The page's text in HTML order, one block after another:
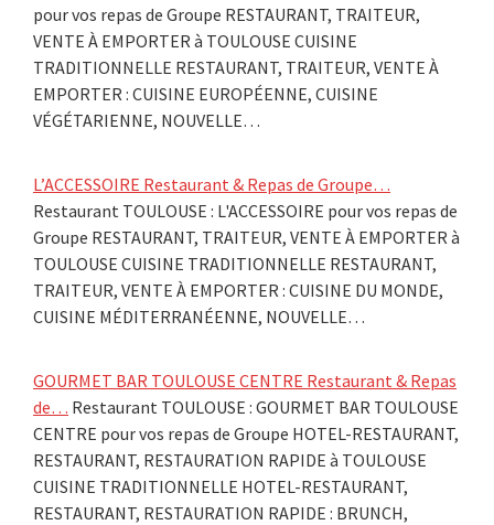
pour vos repas de Groupe RESTAURANT, TRAITEUR,
VENTE À EMPORTER à TOULOUSE CUISINE
TRADITIONNELLE RESTAURANT, TRAITEUR, VENTE À
EMPORTER : CUISINE EUROPÉENNE, CUISINE
VÉGÉTARIENNE, NOUVELLE…
L’ACCESSOIRE Restaurant & Repas de Groupe…
Restaurant TOULOUSE : L'ACCESSOIRE pour vos repas de
Groupe RESTAURANT, TRAITEUR, VENTE À EMPORTER à
TOULOUSE CUISINE TRADITIONNELLE RESTAURANT,
TRAITEUR, VENTE À EMPORTER : CUISINE DU MONDE,
CUISINE MÉDITERRANÉENNE, NOUVELLE…
GOURMET BAR TOULOUSE CENTRE Restaurant & Repas
de… Restaurant TOULOUSE : GOURMET BAR TOULOUSE
CENTRE pour vos repas de Groupe HOTEL-RESTAURANT,
RESTAURANT, RESTAURATION RAPIDE à TOULOUSE
CUISINE TRADITIONNELLE HOTEL-RESTAURANT,
RESTAURANT, RESTAURATION RAPIDE : BRUNCH,